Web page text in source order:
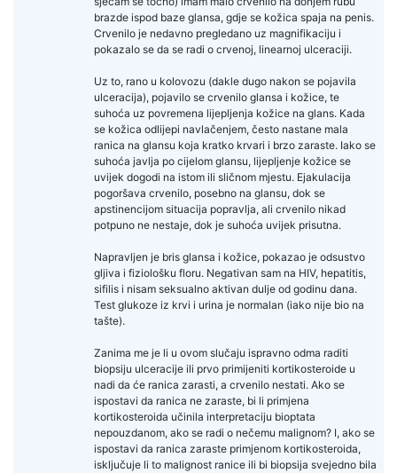
brazde ispod baze glansa, gdje se kožica spaja na penis.
Crvenilo je nedavno pregledano uz magnifikaciju i
pokazalo se da se radi o crvenoj, linearnoj ulceraciji.
Uz to, rano u kolovozu (dakle dugo nakon se pojavila
ulceracija), pojavilo se crvenilo glansa i kožice, te
suhoća uz povremena lijepljenja kožice na glans. Kada
se kožica odlijepi navlačenjem, često nastane mala
ranica na glansu koja kratko krvari i brzo zaraste. Iako se
suhoća javlja po cijelom glansu, lijepljenje kožice se
uvijek dogodi na istom ili sličnom mjestu. Ejakulacija
pogoršava crvenilo, posebno na glansu, dok se
apstinencijom situacija popravlja, ali crvenilo nikad
potpuno ne nestaje, dok je suhoća uvijek prisutna.
Napravljen je bris glansa i kožice, pokazao je odsustvo
gljiva i fiziološku floru. Negativan sam na HIV, hepatitis,
sifilis i nisam seksualno aktivan dulje od godinu dana.
Test glukoze iz krvi i urina je normalan (iako nije bio na
tašte).
Zanima me je li u ovom slučaju ispravno odma raditi
biopsiju ulceracije ili prvo primijeniti kortikosteroide u
nadi da će ranica zarasti, a crvenilo nestati. Ako se
ispostavi da ranica ne zaraste, bi li primjena
kortikosteroida učinila interpretaciju bioptata
nepouzdanom, ako se radi o nečemu malignom? I, ako se
ispostavi da ranica zaraste primjenom kortikosteroida,
isključuje li to malignost ranice ili bi biopsija svejedno bila